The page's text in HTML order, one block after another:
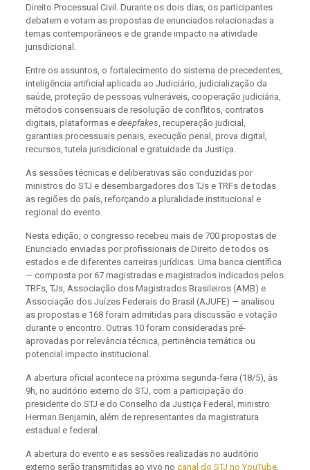
Direito Processual Civil. Durante os dois dias, os participantes
debatem e votam as propostas de enunciados relacionadas a
temas contemporâneos e de grande impacto na atividade
jurisdicional.
Entre os assuntos, o fortalecimento do sistema de precedentes,
inteligência artificial aplicada ao Judiciário, judicialização da
saúde, proteção de pessoas vulneráveis, cooperação judiciária,
métodos consensuais de resolução de conflitos, contratos
digitais, plataformas e deepfakes, recuperação judicial,
garantias processuais penais, execução penal, prova digital,
recursos, tutela jurisdicional e gratuidade da Justiça.
As sessões técnicas e deliberativas são conduzidas por
ministros do STJ e desembargadores dos TJs e TRFs de todas
as regiões do país, reforçando a pluralidade institucional e
regional do evento.
Nesta edição, o congresso recebeu mais de 700 propostas de
Enunciado enviadas por profissionais de Direito de todos os
estados e de diferentes carreiras jurídicas. Uma banca científica
— composta por 67 magistradas e magistrados indicados pelos
TRFs, TJs, Associação dos Magistrados Brasileiros (AMB) e
Associação dos Juízes Federais do Brasil (AJUFE) — analisou
as propostas e 168 foram admitidas para discussão e votação
durante o encontro. Outras 10 foram consideradas pré-
aprovadas por relevância técnica, pertinência temática ou
potencial impacto institucional.
A abertura oficial acontece na próxima segunda-feira (18/5), às
9h, no auditório externo do STJ, com a participação do
presidente do STJ e do Conselho da Justiça Federal, ministro
Herman Benjamin, além de representantes da magistratura
estadual e federal.
A abertura do evento e as sessões realizadas no auditório
externo serão transmitidas ao vivo no canal do STJ no YouTube.